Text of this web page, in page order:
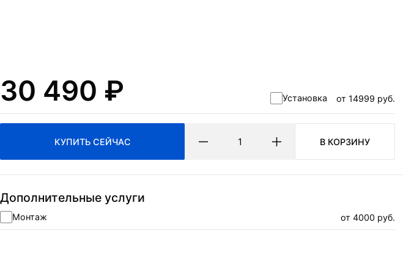
30 490 ₽ Установка от 14999 руб.
КУПИТЬ СЕЙЧАС В КОРЗИНУ
Дополнительные услуги
Монтаж от 4000 руб.